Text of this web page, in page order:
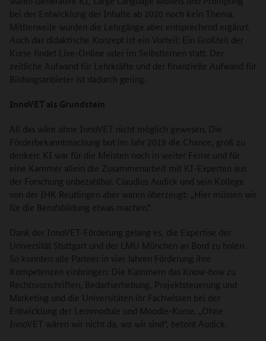
bei der Entwicklung der Inhalte ab 2020 noch kein Thema.
Mittlerweile wurden die Lehrgänge aber entsprechend ergänzt.
Auch das didaktische Konzept ist ein Vorteil: Ein Großteil der
Kurse findet Live-Online oder im Selbstlernen statt. Der
zeitliche Aufwand für Lehrkräfte und der finanzielle Aufwand für
Bildungsanbieter ist dadurch gering.
InnoVET als Grundstein
All das wäre ohne InnoVET nicht möglich gewesen. Die
Förderbekanntmachung bot im Jahr 2019 die Chance, groß zu
denken: KI war für die Meisten noch in weiter Ferne und für
eine Kammer allein die Zusammenarbeit mit KI-Experten aus
der Forschung unbezahlbar. Claudius Audick und sein Kollege
von der IHK Reutlingen aber waren überzeugt: „Hier müssen wir
für die Berufsbildung etwas machen.“
Dank der InnoVET-Förderung gelang es, die Expertise der
Universität Stuttgart und der LMU München an Bord zu holen.
So konnten alle Partner in vier Jahren Förderung ihre
Kompetenzen einbringen: Die Kammern das Know-how zu
Rechtsvorschriften, Bedarfserhebung, Projektsteuerung und
Marketing und die Universitäten ihr Fachwissen bei der
Entwicklung der Lernmodule und Moodle-Kurse. „Ohne
InnoVET wären wir nicht da, wo wir sind“, betont Audick.